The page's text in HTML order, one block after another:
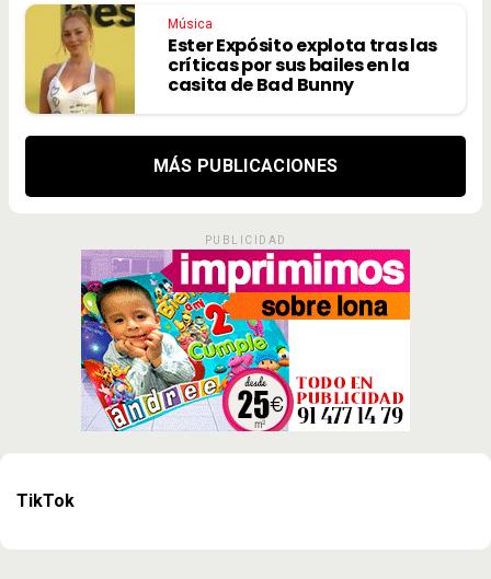
Música
Ester Expósito explota tras las
críticas por sus bailes en la
casita de Bad Bunny
MÁS PUBLICACIONES
PUBLICIDAD
TikTok